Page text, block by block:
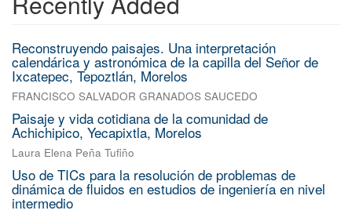
Reconstruyendo paisajes. Una interpretación
calendárica y astronómica de la capilla del Señor de
Ixcatepec, Tepoztlán, Morelos
FRANCISCO SALVADOR GRANADOS SAUCEDO
Paisaje y vida cotidiana de la comunidad de
Achichipico, Yecapixtla, Morelos
Laura Elena Peña Tufiño
Uso de TICs para la resolución de problemas de
dinámica de fluidos en estudios de ingeniería en nivel
intermedio